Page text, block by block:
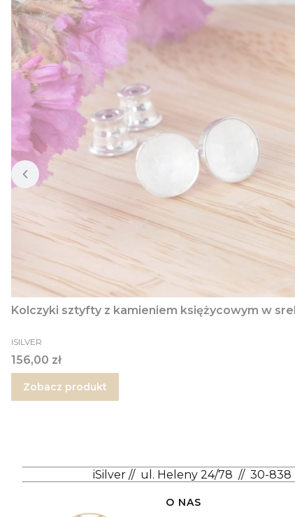
Kolczyki sztyfty z kamieniem księżycowym w
PRODUCENT
ISILVER
Cena
156,00 zł
Zobacz produkt
iSilver // ul. Heleny 24/78 // 30-838
Linki w stopce
O NAS